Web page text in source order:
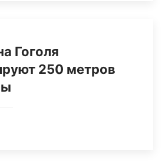
Гоголя
250 метров